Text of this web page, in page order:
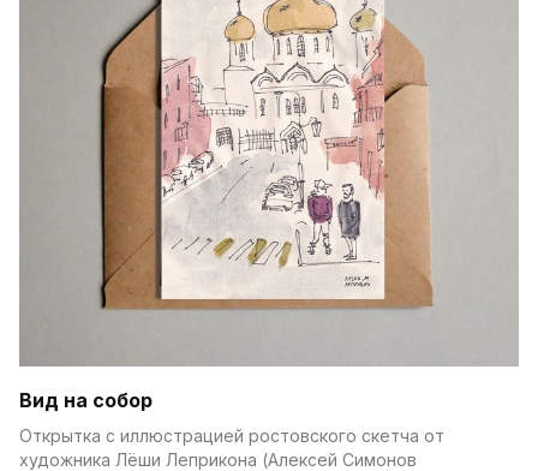
Вид на собор
Открытка с иллюстрацией ростовского скетча от
художника Лёши Леприкона (Алексей Симонов